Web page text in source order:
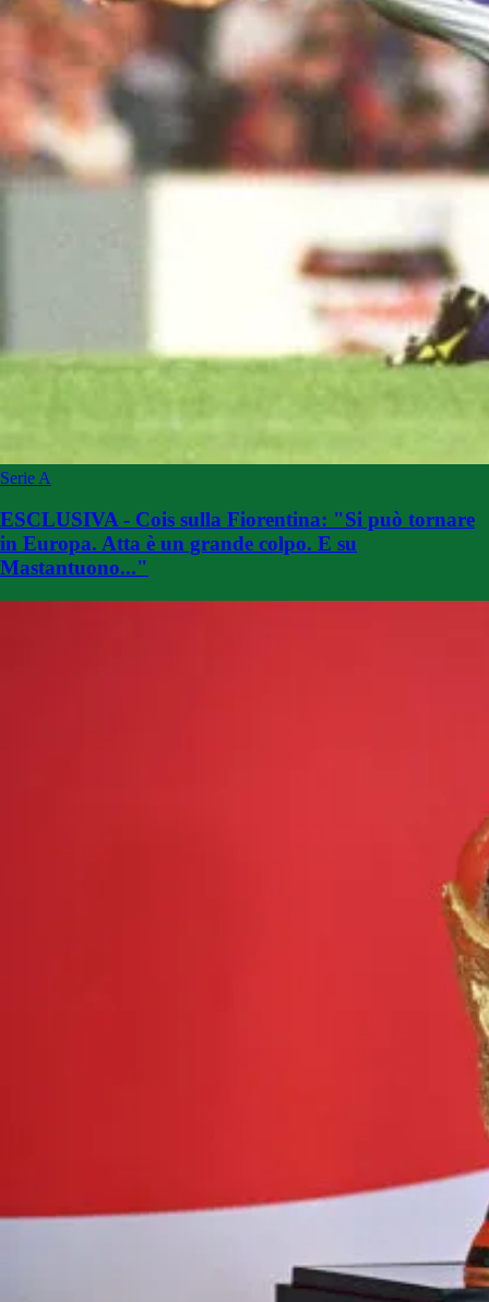
Serie A
ESCLUSIVA - Cois sulla Fiorentina: "Si può tornare
in Europa. Atta è un grande colpo. E su
Mastantuono..."